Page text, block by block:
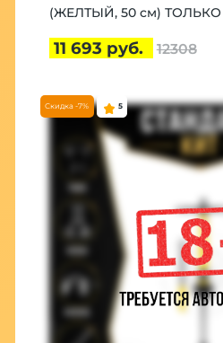
(ЖЕЛТЫЙ, 50 см)
11 693 руб. 12308
Скидка -7% 5